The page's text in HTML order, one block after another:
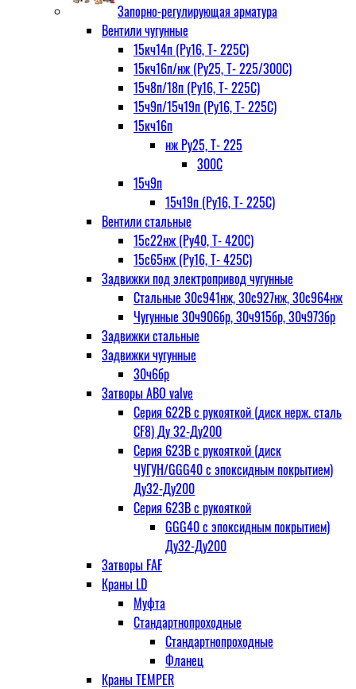
Запорно-регулирующая арматура
Вентили чугунные
15кч14п (Ру16, Т- 225С)
15кч16п/нж (Ру25, Т- 225/300С)
15ч8п/18п (Ру16, Т- 225С)
15ч9п/15ч19п (Ру16, Т- 225С)
15кч16п
нж Ру25, Т- 225
300С
15ч9п
15ч19п (Ру16, Т- 225С)
Вентили стальные
15с22нж (Ру40, Т- 420С)
15с65нж (Ру16, Т- 425С)
Задвижки под электропривод чугунные
Стальные 30с941нж, 30с927нж, 30с964нж
Чугунные 30ч906бр, 30ч915бр, 30ч973бр
Задвижки стальные
Задвижки чугунные
30ч6бр
Затворы ABO valve
Серия 622В с рукояткой (диск нерж. сталь
CF8) Ду 32-Ду200
Серия 623В с рукояткой (диск
ЧУГУН/GGG40 с эпоксидным покрытием)
Ду32-Ду200
Серия 623В с рукояткой
GGG40 с эпоксидным покрытием)
Ду32-Ду200
Затворы FAF
Краны LD
Муфта
Стандартнопроходные
Стандартнопроходные
Фланец
Краны TEMPER